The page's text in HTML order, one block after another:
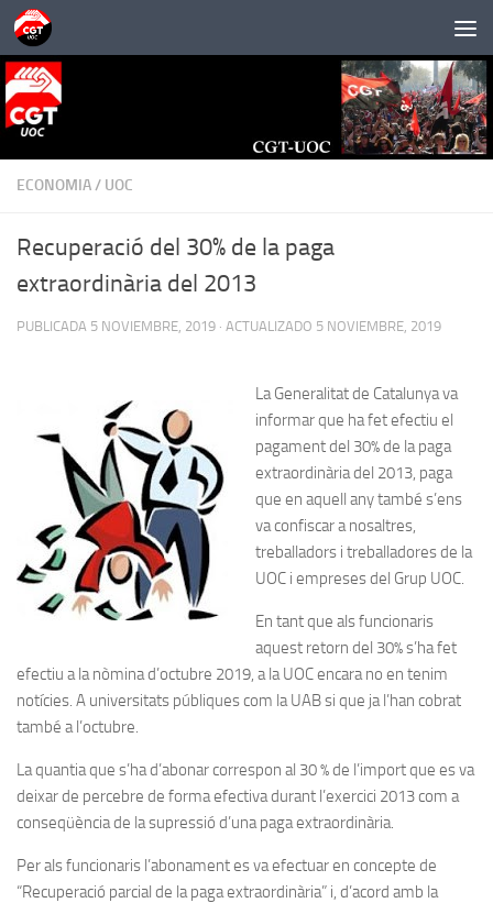
Saltar al contenido
ECONOMIA/ UOC
Recuperació del 30% de la paga
extraordinària del 2013
PUBLICADA 5 NOVIEMBRE, 2019 · ACTUALIZADO 5 NOVIEMBRE, 2019
La Generalitat de Catalunya va
informar que ha fet efectiu el
pagament del 30% de la paga
extraordinària del 2013, paga
que en aquell any també s’ens
va confiscar a nosaltres,
treballadors i treballadores de la
UOC i empreses del Grup UOC.
En tant que als funcionaris
aquest retorn del 30% s’ha fet
efectiu a la nòmina d’octubre 2019, a la UOC encara no en tenim
notícies. A universitats públiques com la UAB si que ja l’han cobrat
també a l’octubre.
La quantia que s’ha d’abonar correspon al 30 % de l’import que es va
deixar de percebre de forma efectiva durant l’exercici 2013 com a
conseqüència de la supressió d’una paga extraordinària.
Per als funcionaris l’abonament es va efectuar en concepte de
“Recuperació parcial de la paga extraordinària” i, d’acord amb la